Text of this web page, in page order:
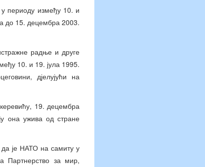
периоду између 10. и
до 15. децембра 2003.
радње и друге
10. и 19. јула 1995.
дјелујући на
19. децембра
она ужива од стране
да је НАТО на самиту у
Партнерство за мир,